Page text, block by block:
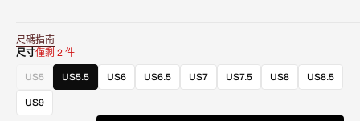
尺碼指南
尺寸僅剩 2 件
US5
款
式
US5.5 US6 US6.5 US7 US7.5 US8 US8.5
US9